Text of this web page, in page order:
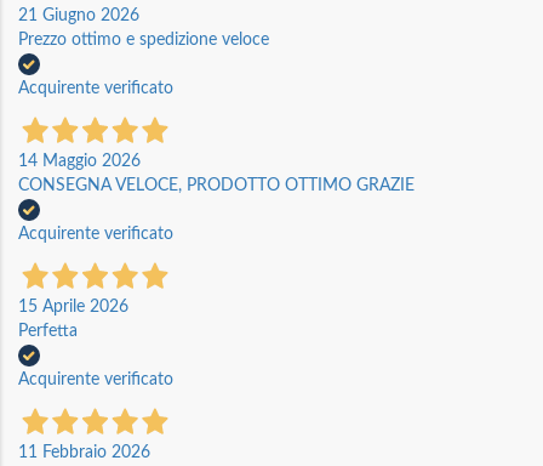
21 Giugno 2026
Prezzo ottimo e spedizione veloce
Acquirente verificato
14 Maggio 2026
CONSEGNA VELOCE, PRODOTTO OTTIMO GRAZIE
Acquirente verificato
15 Aprile 2026
Perfetta
Acquirente verificato
11 Febbraio 2026